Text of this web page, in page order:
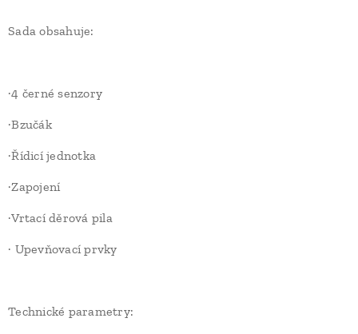
Sada obsahuje:
·4 černé senzory
·Bzučák
·Řídicí jednotka
·Zapojení
·Vrtací děrová pila
· Upevňovací prvky
Technické parametry: